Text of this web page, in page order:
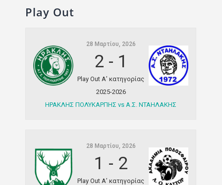
Play Out
28 Μαρτίου, 2026
2 - 1
Play Out Α’ κατηγορίας
2025-2026
ΗΡΑΚΛΗΣ ΠΟΛΥΚΑΡΠΗΣ vs Α.Σ. ΝΤΑΗΛΑΚΗΣ
28 Μαρτίου, 2026
1 - 2
Play Out Α’ κατηγορίας